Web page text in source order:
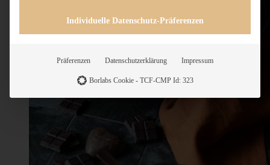
Individuelle Datenschutz-Präferenzen
Präferenzen Datenschutzerklärung Impressum
Borlabs Cookie - TCF-CMP Id: 323